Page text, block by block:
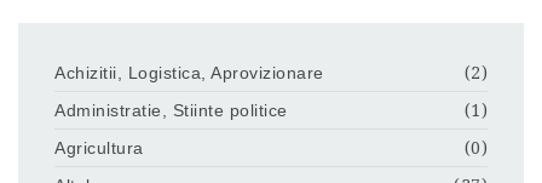
Achizitii, Logistica, Aprovizionare
(2)
Administratie, Stiinte politice
(1)
Agricultura
(0)